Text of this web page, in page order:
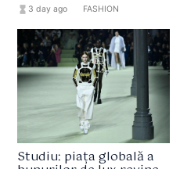
hourglass_full 3 day ago FASHION
Studiu: piața globală a